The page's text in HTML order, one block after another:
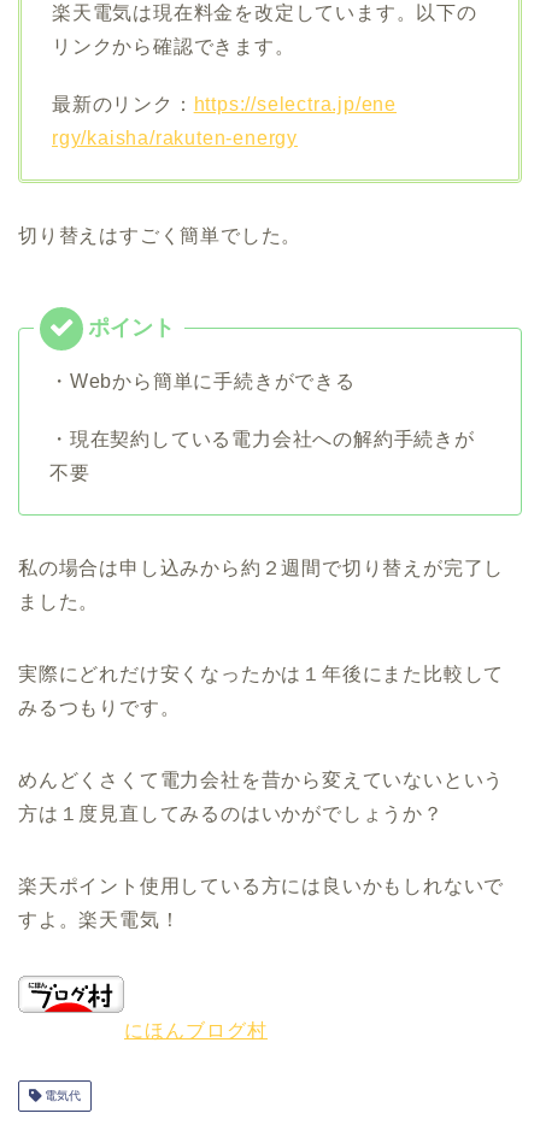
楽天電気は現在料金を改定しています。以下の
リンクから確認できます。
最新のリンク： https://selectra.jp/ene
rgy/kaisha/rakuten-energy
切り替えはすごく簡単でした。
・Webから簡単に手続きができる
・現在契約している電力会社への解約手続きが
不要
私の場合は申し込みから約２週間で切り替えが完了し
ました。
実際にどれだけ安くなったかは１年後にまた比較して
みるつもりです。
めんどくさくて電力会社を昔から変えていないという
方は１度見直してみるのはいかがでしょうか？
楽天ポイント使用している方には良いかもしれないで
すよ。楽天電気！
にほんブログ村
電気代